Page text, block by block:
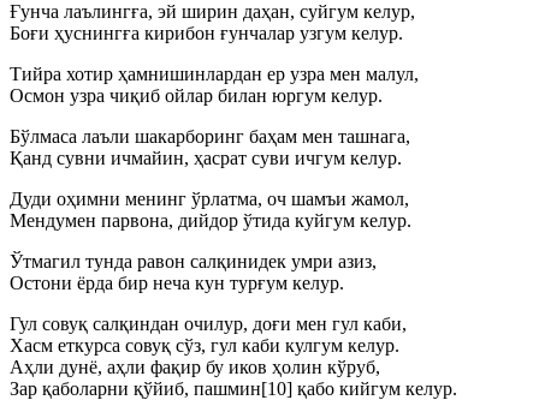
Ғунча лаълингға, эй ширин даҳан, суйгум келур,
Боғи ҳуснингға кирибон ғунчалар узгум келур.
Тийра хотир ҳамнишинлардан ер узра мен малул,
Осмон узра чиқиб ойлар билан юргум келур.
Бўлмаса лаъли шакарборинг баҳам мен ташнага,
Қанд сувни ичмайин, ҳасрат суви ичгум келур.
Дуди оҳимни менинг ўрлатма, оч шамъи жамол,
Мендумен парвона, дийдор ўтида куйгум келур.
Ўтмагил тунда равон салқинидек умри азиз,
Остони ёрда бир неча кун турғум келур.
Гул совуқ салқиндан очилур, доғи мен гул каби,
Хасм еткурса совуқ сўз, гул каби кулгум келур.
Аҳли дунё, аҳли фақир бу иков ҳолин кўруб,
Зар қаболарни қўйиб, пашмин[10] қабо кийгум келур.